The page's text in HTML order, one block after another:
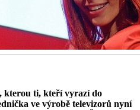
kterou ti, kteří vyrazí do
ve výrobě televizorů nyní